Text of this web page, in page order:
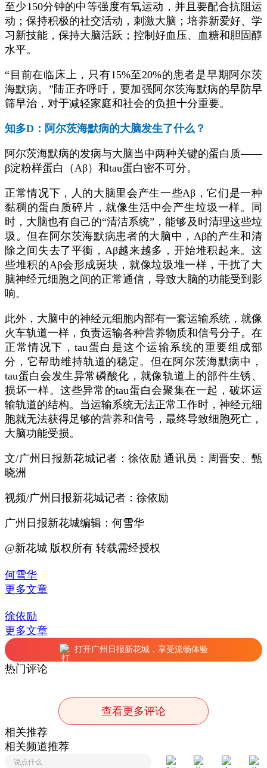
至少150分钟的中等强度有氧运动，并且要配合抗阻运
动；保持积极的社交活动，刺激大脑；培养新爱好、学
习新技能，保持大脑活跃；控制好血压、血糖和胆固醇
水平。
“目前在临床上，只有15%至20%的患者是早期阿尔茨
海默病。”陆正齐呼吁，要加强阿尔茨海默病的早防早
筛早治，对于减轻家庭和社会的负担十分重要。
知多D：阿尔茨海默病的大脑发生了什么？
阿尔茨海默病的发病与大脑当中两种关键的蛋白质——
β淀粉样蛋白（Aβ）和tau蛋白密不可分。
正常情况下，人的大脑里会产生一些Aβ，它们是一种
黏稠的蛋白质碎片，就像生活中会产生垃圾一样。同
时，大脑也有自己的“清洁系统”，能够及时清理这些垃
圾。但在阿尔茨海默病患者的大脑中，Aβ的产生和清
除之间失去了平衡，Aβ越来越多，开始堆积起来。这
些堆积的Aβ会形成斑块，就像垃圾堆一样，干扰了大
脑神经元细胞之间的正常通信，导致大脑的功能受到影
响。
此外，大脑中的神经元细胞内部有一套运输系统，就像
火车轨道一样，负责运输各种营养物质和信号分子。在
正常情况下，tau蛋白是这个运输系统的重要组成部
分，它帮助维持轨道的稳定。但在阿尔茨海默病中，
tau蛋白会发生异常磷酸化，就像轨道上的部件生锈、
损坏一样。这些异常的tau蛋白会聚集在一起，破坏运
输轨道的结构。当运输系统无法正常工作时，神经元细
胞就无法获得足够的营养和信号，最终导致细胞死亡，
大脑功能受损。
文/广州日报新花城记者：徐依励 通讯员：周晋安、甄
晓洲
视频/广州日报新花城记者：徐依励
广州日报新花城编辑：何雪华
@新花城 版权所有 转载需经授权
何雪华
更多文章
徐依励
更多文章
打开广州日报新花城，享受流畅体验
热门评论
查看更多评论
相关推荐
相关频道推荐
说点什么